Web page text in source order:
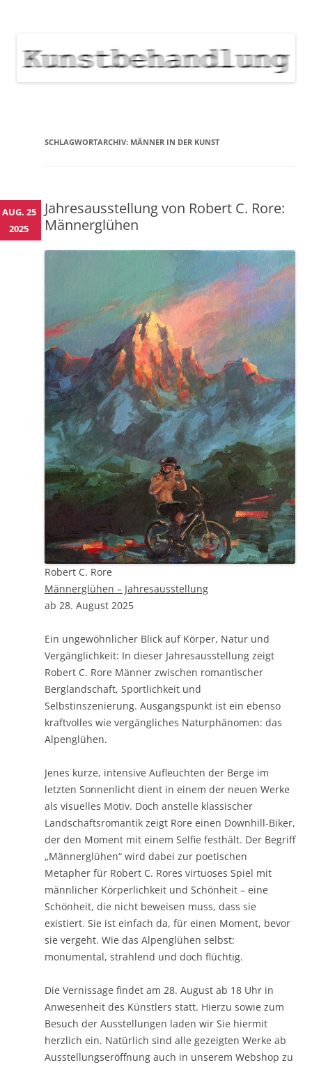
NEWS
SCHLAGWORTARCHIV: MÄNNER IN DER KUNST
Jahresausstellung von Robert C. Rore:
Männerglühen
Robert C. Rore
Männerglühen – Jahresausstellung
ab 28. August 2025
Ein ungewöhnlicher Blick auf Körper, Natur und
Vergänglichkeit: In dieser Jahresausstellung zeigt
Robert C. Rore Männer zwischen romantischer
Berglandschaft, Sportlichkeit und
Selbstinszenierung. Ausgangspunkt ist ein ebenso
kraftvolles wie vergängliches Naturphänomen: das
Alpenglühen.
Jenes kurze, intensive Aufleuchten der Berge im
letzten Sonnenlicht dient in einem der neuen Werke
als visuelles Motiv. Doch anstelle klassischer
Landschaftsromantik zeigt Rore einen Downhill-Biker,
der den Moment mit einem Selfie festhält. Der Begriff
„Männerglühen“ wird dabei zur poetischen
Metapher für Robert C. Rores virtuoses Spiel mit
männlicher Körperlichkeit und Schönheit – eine
Schönheit, die nicht beweisen muss, dass sie
existiert. Sie ist einfach da, für einen Moment, bevor
sie vergeht. Wie das Alpenglühen selbst:
monumental, strahlend und doch flüchtig.
Die Vernissage findet am 28. August ab 18 Uhr in
Anwesenheit des Künstlers statt. Hierzu sowie zum
Besuch der Ausstellungen laden wir Sie hiermit
herzlich ein. Natürlich sind alle gezeigten Werke ab
Ausstellungseröffnung auch in unserem Webshop zu
AUG. 25
2025